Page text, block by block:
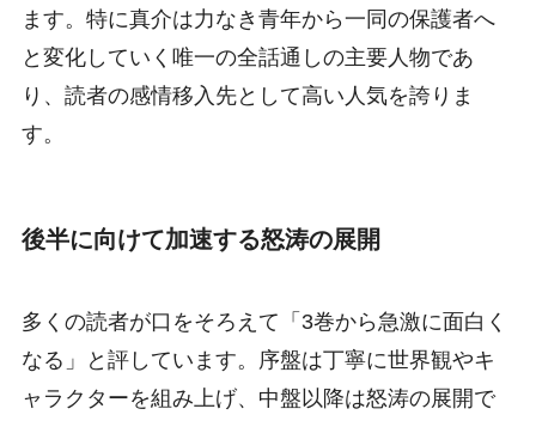
ます。特に真介は力なき青年から一同の保護者へ
と変化していく唯一の全話通しの主要人物であ
り、読者の感情移入先として高い人気を誇りま
す。
後半に向けて加速する怒涛の展開
多くの読者が口をそろえて「3巻から急激に面白く
なる」と評しています。序盤は丁寧に世界観やキ
ャラクターを組み上げ、中盤以降は怒涛の展開で